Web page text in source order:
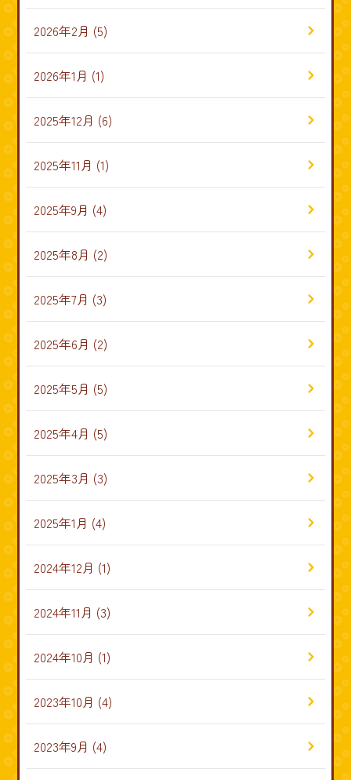
2026年2月 (5)
2026年1月 (1)
2025年12月 (6)
2025年11月 (1)
2025年9月 (4)
2025年8月 (2)
2025年7月 (3)
2025年6月 (2)
2025年5月 (5)
2025年4月 (5)
2025年3月 (3)
2025年1月 (4)
2024年12月 (1)
2024年11月 (3)
2024年10月 (1)
2023年10月 (4)
2023年9月 (4)